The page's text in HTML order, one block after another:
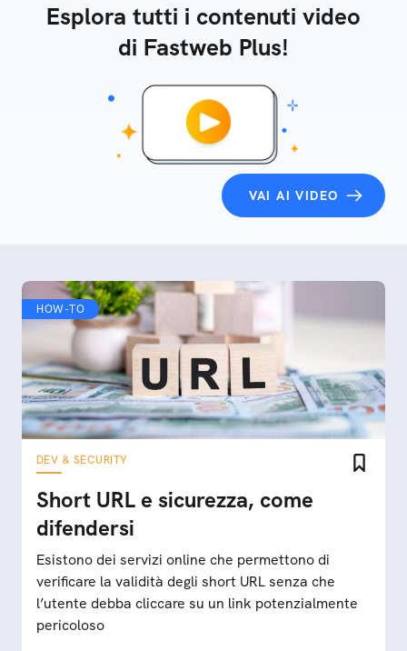
Esplora tutti i contenuti video
di Fastweb Plus!
VAI AI VIDEO
HOW-TO
DEV & SECURITY
Short URL e sicurezza, come
difendersi
Esistono dei servizi online che permettono di
verificare la validità degli short URL senza che
l’utente debba cliccare su un link potenzialmente
pericoloso